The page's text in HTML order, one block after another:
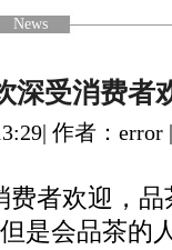
News
深受消费者
作者：error
费者欢迎，
是会品茶的